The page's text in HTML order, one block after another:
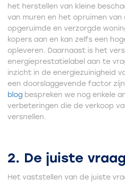
het herstellen van kleine
van muren en het opruimen van
opgeruimde en verzorgde
kopers aan en kan zelfs een
opleveren. Daarnaast is het
energieprestatielabel aan te
inzicht in de energiezuinigheid
een doorslaggevende factor zijn
blog bespreken we nog enkele
verbeteringen die de verkoop
versnellen.
2. De juiste
Het vaststellen van de juiste